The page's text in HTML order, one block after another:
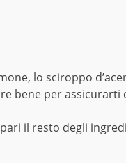
lo sciroppo
bene per assicurarti
il resto degli